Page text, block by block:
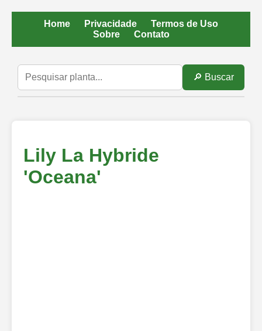
Home Privacidade
Termos de Uso
Sobre
Contato
🔎 Buscar
Lily La Hybride
'Oceana'